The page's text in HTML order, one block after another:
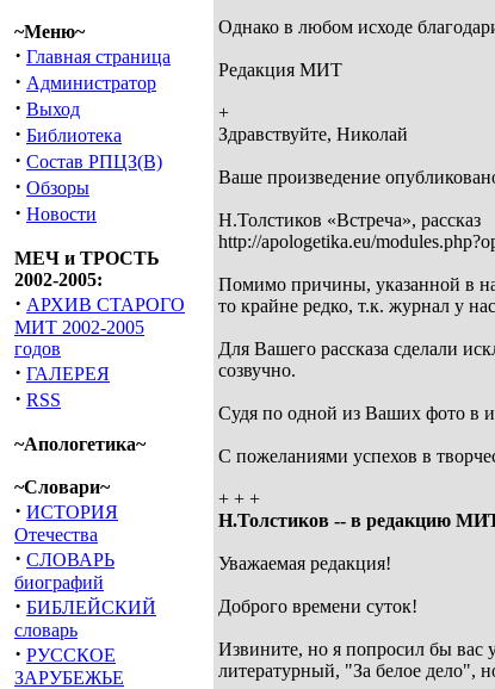
~Меню~
· Главная страница
· Администратор
· Выход
· Библиотека
· Состав РПЦЗ(В)
· Обзоры
· Новости
МЕЧ и ТРОСТЬ
2002-2005:
· АРХИВ СТАРОГО
МИТ 2002-2005
годов
· ГАЛЕРЕЯ
· RSS
~Апологетика~
~Словари~
· ИСТОРИЯ
Отечества
· СЛОВАРЬ
биографий
· БИБЛЕЙСКИЙ
словарь
· РУССКОЕ
ЗАРУБЕЖЬЕ
Однако в любом исходе
Редакция МИТ
+
Здравствуйте, Николай
Ваше произведение
Н.Толстиков «Встреча», рассказ
http://apologetika.eu/
Помимо причины, указанной в
то крайне редко, т.к. журнал у
Для Вашего рассказа сделали
созвучно.
Судя по одной из Ваших фото в
С пожеланиями успехов в
+ + +
Н.Толстиков -- в редакцию
Уважаемая редакция!
Доброго времени суток!
Извините, но я попросил бы вас
литературный, "За белое дело",